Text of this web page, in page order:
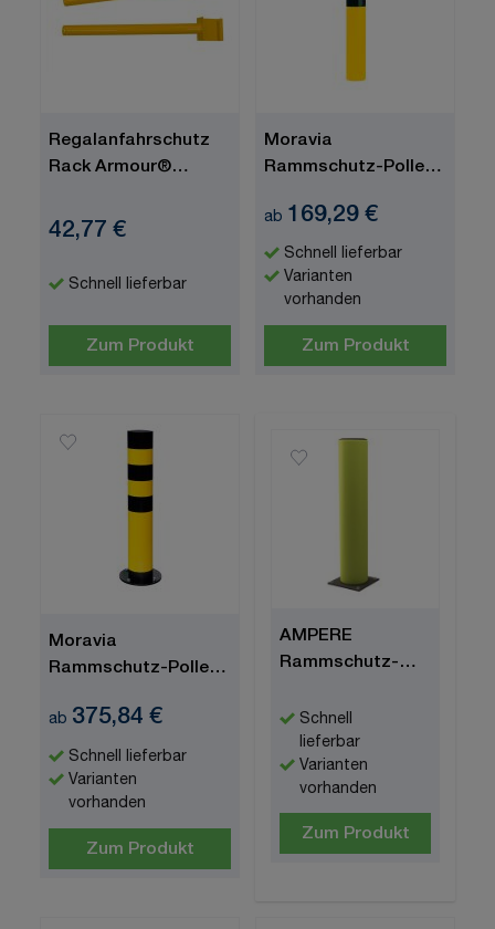
Regalanfahrschutz
Rack Armour®
42,77 €
Schnell lieferbar
Zum Produkt
Moravia
Rammschutz-Poller
ab 169,29 €
Schnell lieferbar
Varianten
vorhanden
Zum Produkt
Moravia
Rammschutz-Poller
SWING"
ab 375,84 €
Schnell lieferbar
Varianten
vorhanden
Zum Produkt
AMPERE
Rammschutz-
Armour®"
Schnell
lieferbar
Varianten
vorhanden
Zum Produkt